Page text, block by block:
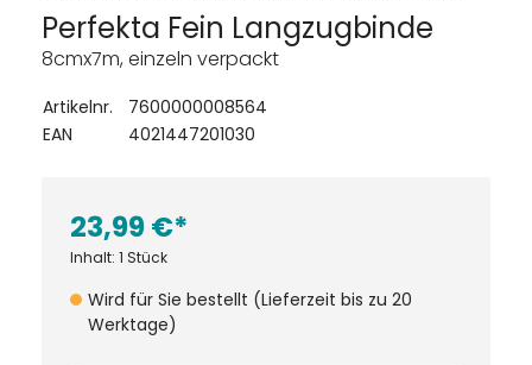
Perfekta Fein Langzugbinde
8cmx7m, einzeln verpackt
Artikelnr.
7600000008564
EAN
4021447201030
23,99 €*
Inhalt: 1 Stück
Wird für Sie bestellt (Lieferzeit bis zu 20
Werktage)